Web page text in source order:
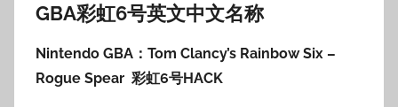
GBA彩虹6号英文中文名称
Nintendo GBA：Tom Clancy’s Rainbow Six –
Rogue Spear 彩虹6号HACK